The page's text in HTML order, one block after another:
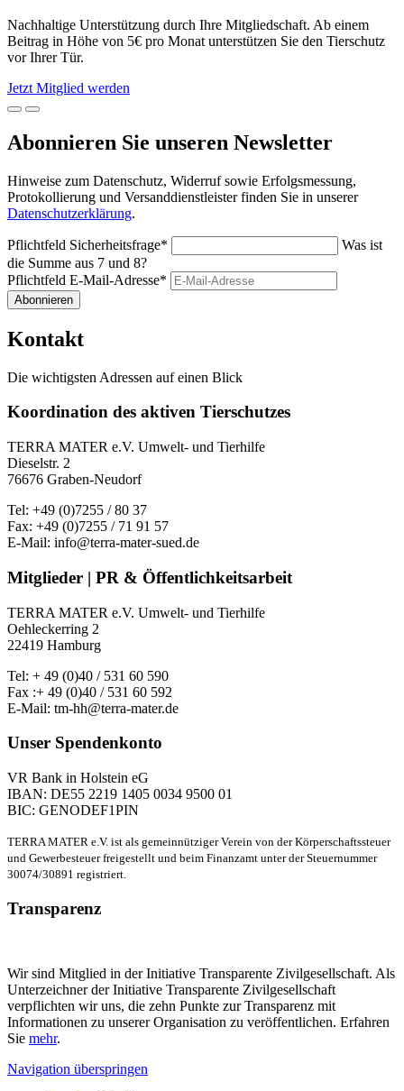
Nachhaltige Unterstützung durch Ihre Mitgliedschaft. Ab einem
Beitrag in Höhe von 5€ pro Monat unterstützen Sie den Tierschutz
vor Ihrer Tür.
Jetzt Mitglied werden
Abonnieren Sie unseren Newsletter
Hinweise zum Datenschutz, Widerruf sowie Erfolgsmessung,
Protokollierung und Versanddienstleister finden Sie in unserer
Datenschutzerklärung.
Pflichtfeld Sicherheitsfrage*
Was ist
die Summe aus 7 und 8?
Pflichtfeld E-Mail-Adresse*
Abonnieren
Kontakt
Die wichtigsten Adressen auf einen Blick
Koordination des aktiven Tierschutzes
TERRA MATER e.V. Umwelt- und Tierhilfe
Dieselstr. 2
76676 Graben-Neudorf
Tel: +49 (0)7255 / 80 37
Fax: +49 (0)7255 / 71 91 57
E-Mail: info@terra-mater-sued.de
Mitglieder | PR & Öffentlichkeitsarbeit
TERRA MATER e.V. Umwelt- und Tierhilfe
Oehleckerring 2
22419 Hamburg
Tel: + 49 (0)40 / 531 60 590
Fax :+ 49 (0)40 / 531 60 592
E-Mail: tm-hh@terra-mater.de
Unser Spendenkonto
VR Bank in Holstein eG
IBAN: DE55 2219 1405 0034 9500 01
BIC: GENODEF1PIN
TERRA MATER e.V. ist als gemeinnütziger Verein von der Körperschaftssteuer
und Gewerbesteuer freigestellt und beim Finanzamt unter der Steuernummer
30074/30891 registriert.
Transparenz
Wir sind Mitglied in der Initiative Transparente Zivilgesellschaft. Als
Unterzeichner der Initiative Transparente Zivilgesellschaft
verpflichten wir uns, die zehn Punkte zur Transparenz mit
Informationen zu unserer Organisation zu veröffentlichen. Erfahren
Sie mehr.
Navigation überspringen